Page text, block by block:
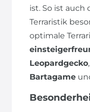
ist. So ist auch
Terraristik
optimale
Leopardgecko,
Bartagame